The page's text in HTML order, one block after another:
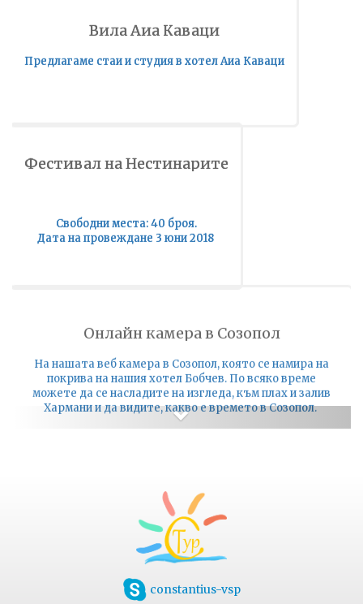
Предлагаме стаи и студия в хотел Аиа Каваци
Дата на провеждане 3 юни 2018
На нашата веб камера в Созопол, която се намира на
покрива на нашия хотел Бобчев. По всяко време
можете да се насладите на изгледа, към плах и залив
Хармани и да видите, какво е времето в Созопол.
Next
constantius-vsp